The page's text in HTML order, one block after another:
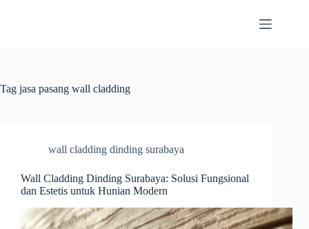
Tag jasa pasang wall cladding
wall cladding dinding surabaya
Wall Cladding Dinding Surabaya: Solusi Fungsional
dan Estetis untuk Hunian Modern